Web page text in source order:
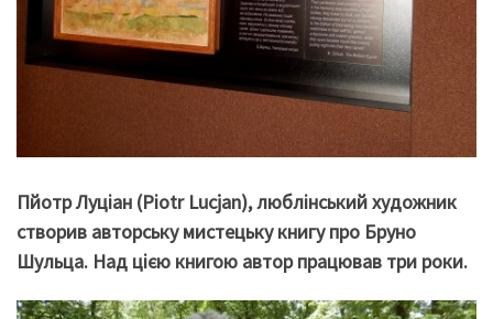
Пйотр Луціан (Piotr Lucjan), люблінський художник
створив авторську мистецьку книгу про Бруно
Шульца. Над цією книгою автор працював три роки.